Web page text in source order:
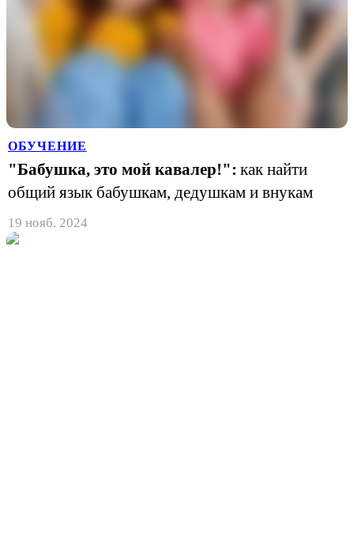
ОБУЧЕНИЕ
"Бабушка, это мой кавалер!": как найти
общий язык бабушкам, дедушкам и внукам
19 нояб. 2024